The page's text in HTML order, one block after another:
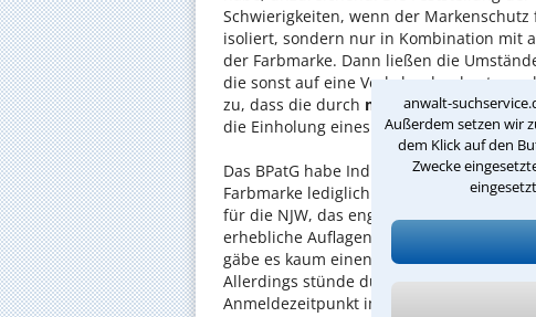
anwalt-
Außerdem setzen wir
dem Klick auf den
Zwecke
Schwierigkeiten, wenn der
isoliert, sondern nur in Kombination mit
der Farbmarke. Dann ließen die
die sonst auf eine Verkehrsdurchsetzung
zu, dass die durch mehrere Merkmale
die Einholung eines Gutachtens könne
Das BPatG habe Indizien und
Farbmarke lediglich
. Dazu
für die NJW, das eng umgrenzte,
erhebliche Auflagenhöhe von etwa
gäbe es kaum einen Juristen, der die
Allerdings stünde durch die hohe
Anmeldezeitpunkt im Verkehr